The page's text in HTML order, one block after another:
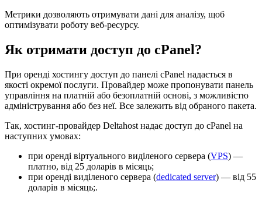
Метрики дозволяють отримувати дані для аналізу, щоб
оптимізувати роботу веб-ресурсу.
Як отримати доступ до cPanel?
При оренді хостингу доступ до панелі cPanel надається в
якості окремої послуги. Провайдер може пропонувати панель
управління на платній або безоплатній основі, з можливістю
адміністрування або без неї. Все залежить від обраного пакета.
Так, хостинг-провайдер Deltahost надає доступ до cPanel на
наступних умовах:
при оренді віртуального виділеного сервера (VPS) —
платно, від 25 доларів в місяць;
при оренді виділеного сервера (dedicated server) — від 55
доларів в місяць;.